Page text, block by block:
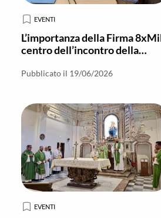
EVENTI
L’importanza della Firma
centro dell’incontro della
Sovvenire
Pubblicato il 19/06/2026
EVENTI